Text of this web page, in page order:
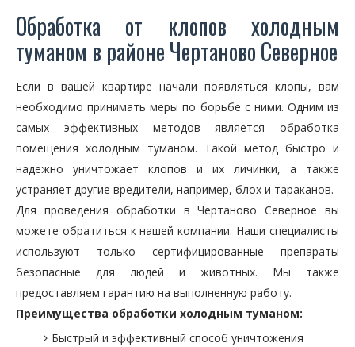
Обработка от клопов холодным
туманом в районе Чертаново Северное
Если в вашей квартире начали появляться клопы, вам
необходимо принимать меры по борьбе с ними. Одним из
самых эффективных методов является обработка
помещения холодным туманом. Такой метод быстро и
надежно уничтожает клопов и их личинки, а также
устраняет другие вредители, например, блох и тараканов.
Для проведения обработки в Чертаново Северное вы
можете обратиться к нашей компании. Наши специалисты
используют только сертифицированные препараты
безопасные для людей и животных. Мы также
предоставляем гарантию на выполненную работу.
Преимущества обработки холодным туманом:
Быстрый и эффективный способ уничтожения